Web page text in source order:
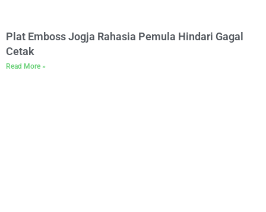
Plat Emboss Jogja Rahasia Pemula Hindari Gagal
Cetak
Read More »